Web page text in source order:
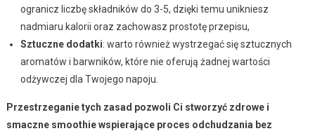
ogranicz liczbę składników do 3-5, dzięki temu unikniesz
nadmiaru kalorii oraz zachowasz prostotę przepisu,
Sztuczne dodatki: warto również wystrzegać się sztucznych
aromatów i barwników, które nie oferują żadnej wartości
odżywczej dla Twojego napoju.
Przestrzeganie tych zasad pozwoli Ci stworzyć zdrowe i
smaczne smoothie wspierające proces odchudzania bez